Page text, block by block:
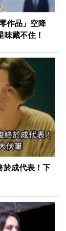
作品」空降
味藏不住！
於成代表！下